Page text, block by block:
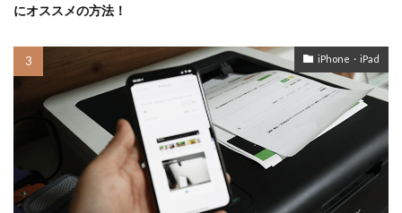
にオススメの方法！
iPhone・iPad